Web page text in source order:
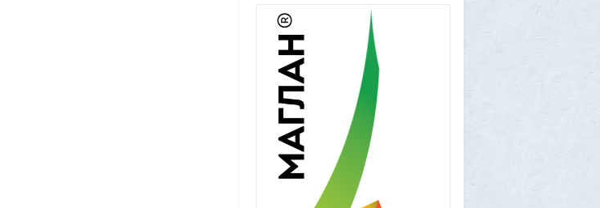
Frumas
5 августа 2026, 01:11
Китайских роботов-гуманоидов запретят
Frumas
4 августа 2026, 20:06
Артемий о текущем моменте
Frumas
3 августа 2026, 21:32
Почему укусы насекомых зудят и
чешутся
Voldemar
3 августа 2026, 20:17
Как гиганты с Фаэтона и пришельцы из
Нибиру строили цивилизации на Земле